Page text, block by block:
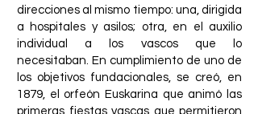
direcciones al mismo tiempo: una, dirigida
a hospitales y asilos; otra, en el auxilio
individual a los vascos que lo
necesitaban. En cumplimiento de uno de
los objetivos fundacionales, se creó, en
1879, el orfeón Euskarina que animó las
primeras fiestas vascas que permitieron